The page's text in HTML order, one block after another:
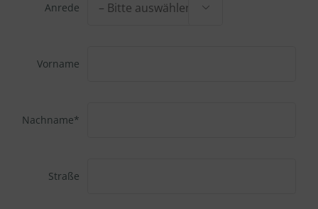
Anrede 
Vorname
Nachname*
Straße